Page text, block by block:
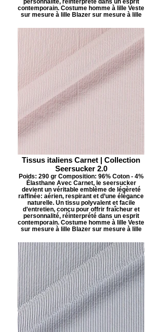
contemporain. Costume homme à lille Veste
sur mesure à lille Blazer sur mesure à lille
Tissus italiens Carnet | Collection
Seersucker 2.0
Poids: 290 gr Composition: 96% Coton - 4%
Élasthane Avec Carnet, le seersucker
devient un véritable emblème de légèreté
raffinée: aérien, respirant et d’une élégance
naturelle. Un tissu polyvalent et facile
d’entretien, conçu pour offrir fraîcheur et
personnalité, réinterprété dans un esprit
contemporain. Costume homme à lille Veste
sur mesure à lille Blazer sur mesure à lille